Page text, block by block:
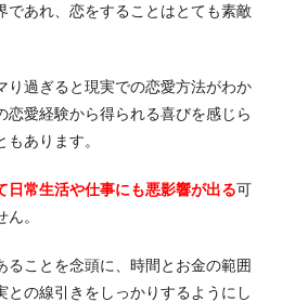
であれ、恋をすることはとても素敵
り過ぎると現実での恋愛方法がわか
恋愛経験から得られる喜びを感じら
あります。
日常生活や仕事にも悪影響が出る可
。
ることを念頭に、時間とお金の範囲
との線引きをしっかりするようにし